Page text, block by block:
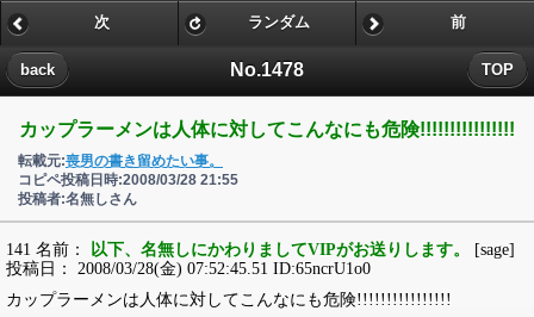
No.1478
back TOP
次 ランダム 前
カップラーメンは人体に対してこんなにも危険!!!!!!!!!!!!!!!!
転載元:喪男の書き留めたい事。
コピペ投稿日時:2008/03/28 21:55
投稿者:名無しさん
141 名前： 以下、名無しにかわりましてVIPがお送りします。
[sage]
投稿日： 2008/03/28(金) 07:52:45.51 ID:65ncrU1o0
カップラーメンは人体に対してこんなにも危険!!!!!!!!!!!!!!!!